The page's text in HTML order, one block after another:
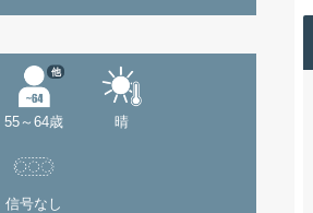
55～64歳
他
晴
信号なし